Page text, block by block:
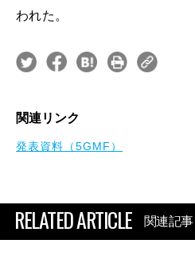
われた。
関連リンク
発表資料（5GMF）
RELATED ARTICLE 関連記事